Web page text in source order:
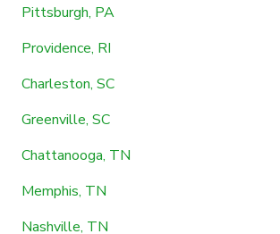
Pittsburgh, PA
Providence, RI
Charleston, SC
Greenville, SC
Chattanooga, TN
Memphis, TN
Nashville, TN